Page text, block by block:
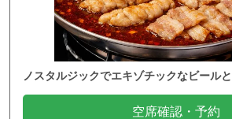
ノスタルジックでエキゾチックなビール
空席確認・予約